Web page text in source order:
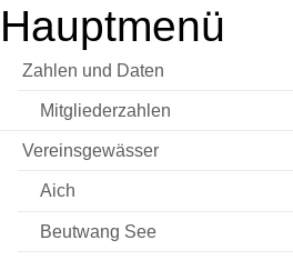
Hauptmenü
Zahlen und Daten
Mitgliederzahlen
Vereinsgewässer
Aich
Beutwang See